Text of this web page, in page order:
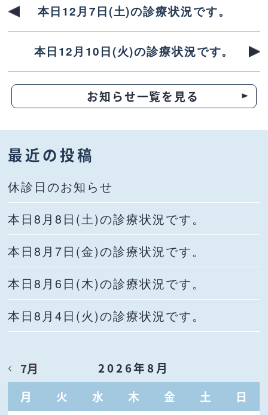
本日12月7日(土)の診療状況です。
本日12月10日(火)の診療状況です。
お知らせ一覧を見る
最近の投稿
休診日のお知らせ
本日8月8日(土)の診療状況です。
本日8月7日(金)の診療状況です。
本日8月6日(木)の診療状況です。
本日8月4日(火)の診療状況です。
2026年8月
月
火 水 木 金 土 日
7月